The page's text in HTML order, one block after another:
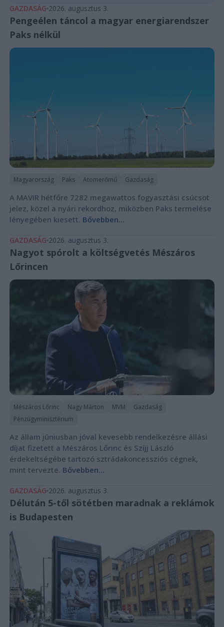
GAZDASÁG 2026. augusztus 3.
Pengeélen táncol a magyar energiarendszer
Paks nélkül
Magyarország Paks Atomerőmű Gazdaság
A MAVIR hétfőre 7282 megawattos fogyasztási csúcsot
jelez, közel a nyári rekordhoz, miközben Paks termelése
lényegében kiesett. Bővebben...
GAZDASÁG 2026. augusztus 3.
Nagyot spórolt a költségvetés Mészáros
Lőrincen
Mészáros Lőrinc Nagy Márton MVM
Gazdaság
Pénzügyminisztérium
Az állam júniusban jóval kevesebb rendelkezésre állási
díjat fizetett a Mészáros Lőrinc és Szíjj László
érdekeltségébe tartozó sztrádakoncessziós cégnek,
mint tervezte. Bővebben...
GAZDASÁG 2026. augusztus 3.
Délután 5-től sötétben maradnak a reklámok
is Budapesten